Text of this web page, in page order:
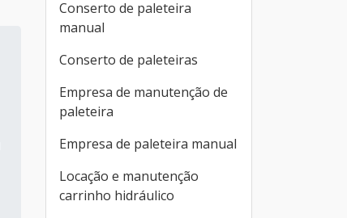
Conserto de paleteira
manual
Conserto de paleteiras
Empresa de manutenção de
paleteira
Empresa de paleteira manual
Locação e manutenção
carrinho hidráulico